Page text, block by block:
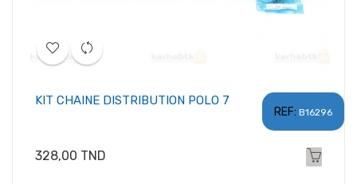
REF: B16296
KIT CHAINE DISTRIBUTION POLO 7
Prix
328,00 TND